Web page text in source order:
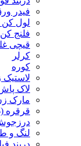
فیدر
لول
فلنج کن
قیچی
کرلر
کوره
لاک
مارک
قرقره
لنگ و
دربند